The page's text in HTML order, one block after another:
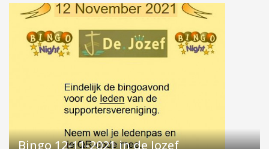
Bingo 12-11-2021 in de Jozef